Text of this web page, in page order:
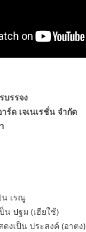
บรรจง
ร์ด เจเนเรชั่น จำกัด
น เรณู
น ปฐม (เฮียใช้)
งเป็น ประสงค์ (อาตง)